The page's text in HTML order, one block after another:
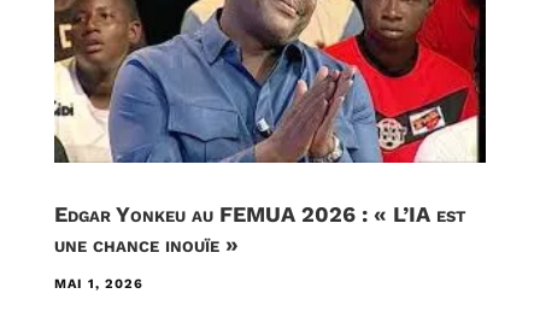
Edgar Yonkeu au FEMUA 2026 : « L’IA est
une chance inouïe »
MAI 1, 2026